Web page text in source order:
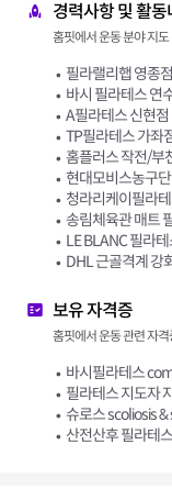
경력사항 및 활동
홈핏에서 운동 분야 지
필라랠리햅 영종
바시 필라테스 연
A필라테스 신현점
TP필라테스 가좌
홈플러스 작전/부
현대모비스농구
청라리케이필라
송림체육관 매트
LE BLANC 필라
DHL 근골격계 강
보유 자격증
홈핏에서 운동 관련 자
바시필라테스
필라테스 지도자
슈로스 scoliosis
산전산후 필라테